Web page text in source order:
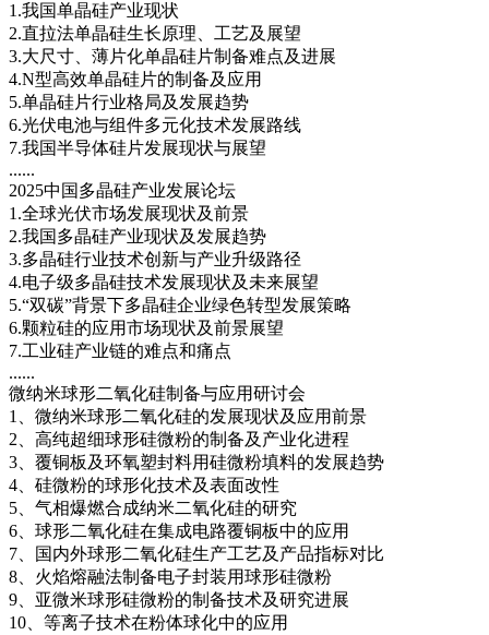
1.我国单晶硅产业现状
2.直拉法单晶硅生长原理、工艺及展望
3.大尺寸、薄片化单晶硅片制备难点及进展
4.N型高效单晶硅片的制备及应用
5.单晶硅片行业格局及发展趋势
6.光伏电池与组件多元化技术发展路线
7.我国半导体硅片发展现状与展望
......
2025中国多晶硅产业发展论坛
1.全球光伏市场发展现状及前景
2.我国多晶硅产业现状及发展趋势
3.多晶硅行业技术创新与产业升级路径
4.电子级多晶硅技术发展现状及未来展望
5.“双碳”背景下多晶硅企业绿色转型发展策略
6.颗粒硅的应用市场现状及前景展望
7.工业硅产业链的难点和痛点
......
微纳米球形二氧化硅制备与应用研讨会
1、微纳米球形二氧化硅的发展现状及应用前景
2、高纯超细球形硅微粉的制备及产业化进程
3、覆铜板及环氧塑封料用硅微粉填料的发展趋势
4、硅微粉的球形化技术及表面改性
5、气相爆燃合成纳米二氧化硅的研究
6、球形二氧化硅在集成电路覆铜板中的应用
7、国内外球形二氧化硅生产工艺及产品指标对比
8、火焰熔融法制备电子封装用球形硅微粉
9、亚微米球形硅微粉的制备技术及研究进展
10、等离子技术在粉体球化中的应用